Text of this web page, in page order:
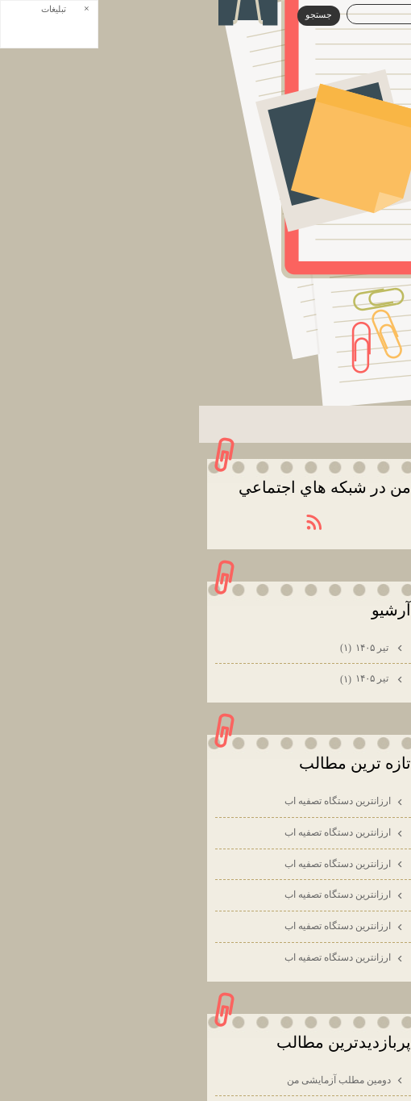
من در شبكه هاي اجتماعي
آرشيو
تیر ۱۴۰۵ (۱)
تیر ۱۴۰۵ (۱)
تازه ترين مطالب
ارزانترين دستگاه تصفيه اب
ارزانترين دستگاه تصفيه اب
ارزانترين دستگاه تصفيه اب
ارزانترين دستگاه تصفيه اب
ارزانترين دستگاه تصفيه اب
ارزانترين دستگاه تصفيه اب
پربازديدترين مطالب
دومین مطلب آزمایشی من
تبلیغات ×